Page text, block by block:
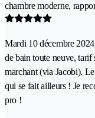
chambre moderne,
Mardi 10 décembre
de bain toute neuve,
marchant (via Jacobi).
qui se fait ailleurs ! Je
pro !